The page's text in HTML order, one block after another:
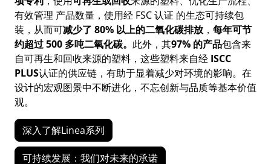
有效管理 产品数量，使用经 FSC 认证 的生态可持续包
装，从而可减少了 80% 以上的二氧化碳排放 ， 每年可节
约超过500 多吨二氧化碳。 此外，其97% 的产品包含来
自可再生和回收来源的塑料，这些塑料来自经 ISCC
PLUS认证的供应链，有助于显着减少对环境的影响。在
设计的宏观图景中不断进化，不忘创新与品质等基本价值
观。
深入了解Linea系列
可持续发展：我们对未来的承诺